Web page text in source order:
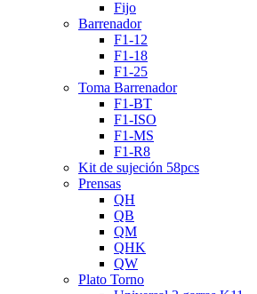
Fijo
Barrenador
F1-12
F1-18
F1-25
Toma Barrenador
F1-BT
F1-ISO
F1-MS
F1-R8
Kit de sujeción 58pcs
Prensas
QH
QB
QM
QHK
QW
Plato Torno